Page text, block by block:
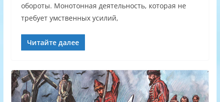
обороты. Монотонная деятельность, которая не
требует умственных усилий,
Читайте далее